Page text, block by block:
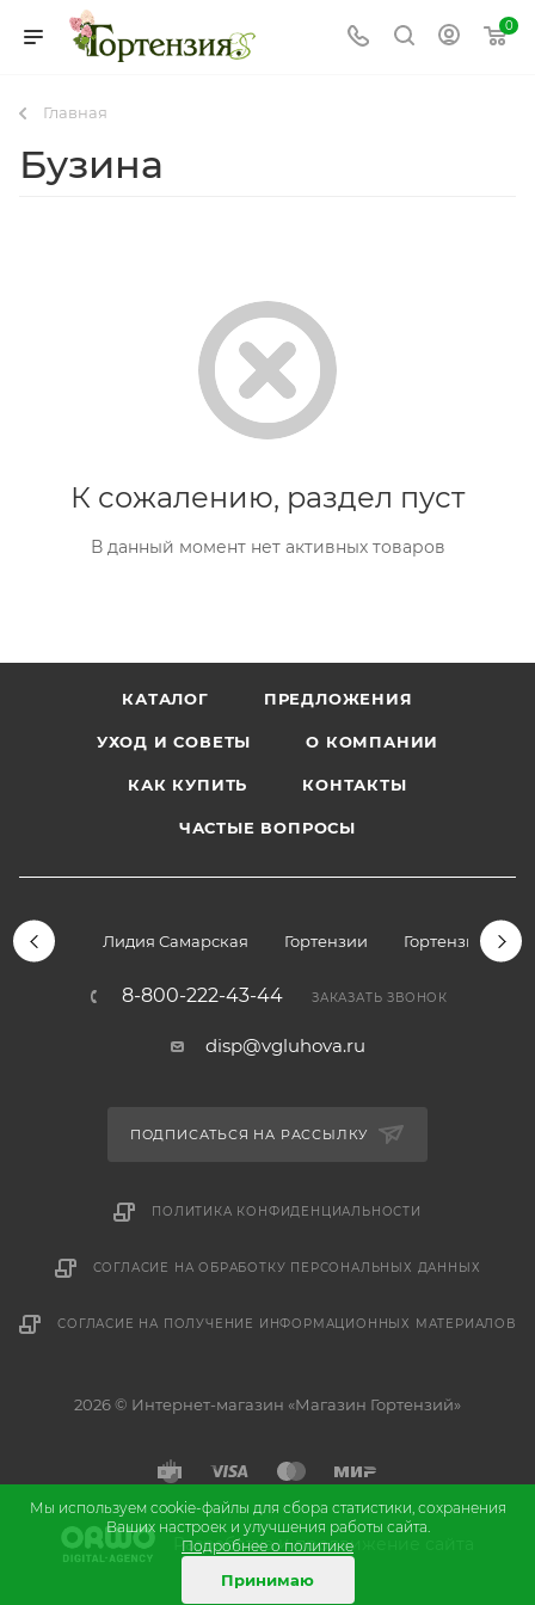
0
Главная
Бузина
К сожалению, раздел пуст
В данный момент нет активных товаров
КАТАЛОГ ПРЕДЛОЖЕНИЯ
УХОД И СОВЕТЫ О КОМПАНИИ
КАК КУПИТЬ КОНТАКТЫ
ЧАСТЫЕ ВОПРОСЫ
Лидия Самарская Гортензии Гортензии
8-800-222-43-44 ЗАКАЗАТЬ ЗВОНОК
disp@vgluhova.ru
ПОДПИСАТЬСЯ НА РАССЫЛКУ
ПОЛИТИКА КОНФИДЕНЦИАЛЬНОСТИ
СОГЛАСИЕ НА ОБРАБОТКУ ПЕРСОНАЛЬНЫХ ДАННЫХ
СОГЛАСИЕ НА ПОЛУЧЕНИЕ ИНФОРМАЦИОННЫХ МАТЕРИАЛОВ
2026 © Интернет-магазин «Магазин Гортензий»
Разработкаипродвижение сайта
Мы используем cookie-файлы для сбора статистики, сохранения
Ваших настроек и улучшения работы сайта.
Подробнее о политике
Принимаю